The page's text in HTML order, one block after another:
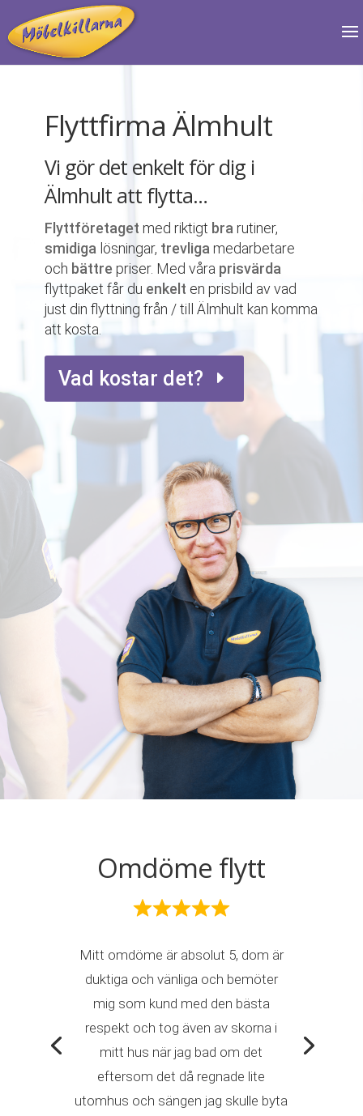
Flyttfirma Älmhult
Vi gör det enkelt för dig i
Älmhult att flytta…
Flyttföretaget med riktigt bra rutiner,
smidiga lösningar, trevliga medarbetare
och bättre priser. Med våra prisvärda
flyttpaket får du enkelt en prisbild av vad
just din flyttning från / till Älmhult kan komma
att kosta.
Vad kostar det?
Omdöme flytt
Mitt omdöme är absolut 5, dom är
duktiga och vänliga och bemöter
mig som kund med den bästa
respekt och tog även av skorna i
mitt hus när jag bad om det
eftersom det då regnade lite
utomhus och sängen jag skulle byta